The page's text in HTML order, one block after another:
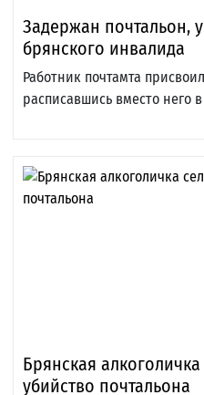
Задержан почтальон,
брянского инвалида
Работник почтамта
расписавшись вместо него
Брянская
убийство почтальона